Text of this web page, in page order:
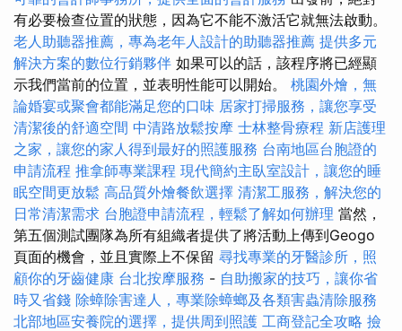
有必要檢查位置的狀態，因為它不能不激活它就無法啟動。
老人助聽器推薦，專為老年人設計的助聽器推薦 提供多元
解決方案的數位行銷夥伴 如果可以的話，該程序將已經顯
示我們當前的位置，並表明性能可以開始。 桃園外燴，無
論婚宴或聚會都能滿足您的口味 居家打掃服務，讓您享受
清潔後的舒適空間 中清路放鬆按摩 士林整骨療程 新店護理
之家，讓您的家人得到最好的照護服務 台南地區台胞證的
申請流程 推拿師專業課程 現代簡約主臥室設計，讓您的睡
眠空間更放鬆 高品質外燴餐飲選擇 清潔工服務，解決您的
日常清潔需求 台胞證申請流程，輕鬆了解如何辦理 當然，
第五個測試團隊為所有組織者提供了將活動上傳到Geogo
頁面的機會，並且實際上不保留 尋找專業的牙醫診所，照
顧你的牙齒健康 台北按摩服務 - 自助搬家的技巧，讓你省
時又省錢 除蟑除害達人，專業除蟑螂及各類害蟲清除服務
北部地區安養院的選擇，提供周到照護 工商登記全攻略 撿